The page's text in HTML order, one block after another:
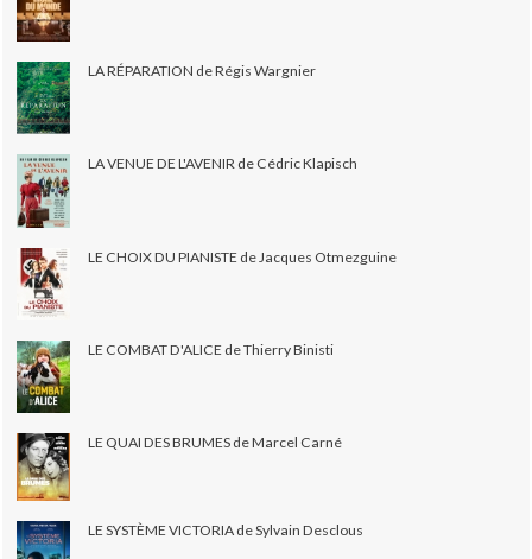
LA RÉPARATION de Régis Wargnier
LA VENUE DE L'AVENIR de Cédric Klapisch
LE CHOIX DU PIANISTE de Jacques Otmezguine
LE COMBAT D'ALICE de Thierry Binisti
LE QUAI DES BRUMES de Marcel Carné
LE SYSTÈME VICTORIA de Sylvain Desclous